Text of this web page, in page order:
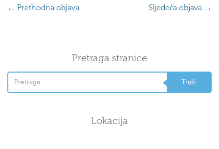
← Prethodna objava Sljedeća objava →
.
Pretraga stranice
Lokacija